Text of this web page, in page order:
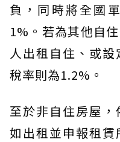
負，同時將全國
1%。若為其他自
人出租自住、或設
稅率則為1.2%。
至於非自住房屋
如出租並申報租